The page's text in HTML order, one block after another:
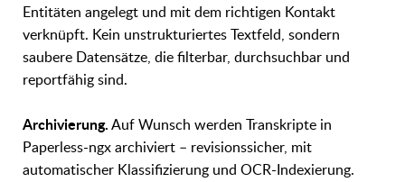
Entitäten angelegt und mit dem richtigen Kontakt
verknüpft. Kein unstrukturiertes Textfeld, sondern
saubere Datensätze, die filterbar, durchsuchbar und
reportfähig sind.
Archivierung.Auf Wunsch werden Transkripte in
Paperless-ngx archiviert – revisionssicher, mit
automatischer Klassifizierung und OCR-Indexierung.